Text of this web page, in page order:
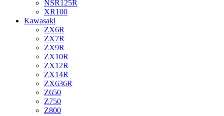
NSR125R
XR100
Kawasaki
ZX6R
ZX7R
ZX9R
ZX10R
ZX12R
ZX14R
ZX636R
Z650
Z750
Z800